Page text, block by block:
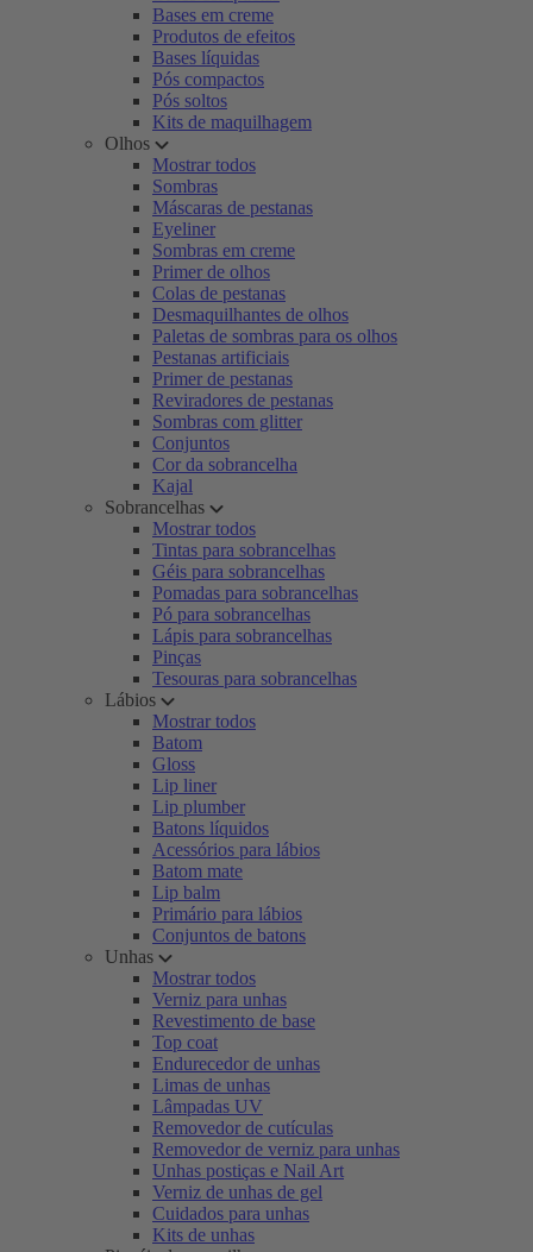
Bases em creme
Produtos de efeitos
Bases líquidas
Pós compactos
Pós soltos
Kits de maquilhagem
Olhos
Mostrar todos
Sombras
Máscaras de pestanas
Eyeliner
Sombras em creme
Primer de olhos
Colas de pestanas
Desmaquilhantes de olhos
Paletas de sombras para os olhos
Pestanas artificiais
Primer de pestanas
Reviradores de pestanas
Sombras com glitter
Conjuntos
Cor da sobrancelha
Kajal
Sobrancelhas
Mostrar todos
Tintas para sobrancelhas
Géis para sobrancelhas
Pomadas para sobrancelhas
Pó para sobrancelhas
Lápis para sobrancelhas
Pinças
Tesouras para sobrancelhas
Lábios
Mostrar todos
Batom
Gloss
Lip liner
Lip plumber
Batons líquidos
Acessórios para lábios
Batom mate
Lip balm
Primário para lábios
Conjuntos de batons
Unhas
Mostrar todos
Verniz para unhas
Revestimento de base
Top coat
Endurecedor de unhas
Limas de unhas
Lâmpadas UV
Removedor de cutículas
Removedor de verniz para unhas
Unhas postiças e Nail Art
Verniz de unhas de gel
Cuidados para unhas
Kits de unhas